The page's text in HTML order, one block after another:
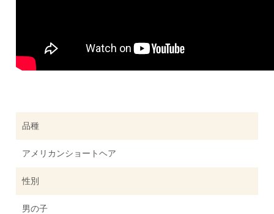
品種
アメリカンショートヘア
性別
男の子